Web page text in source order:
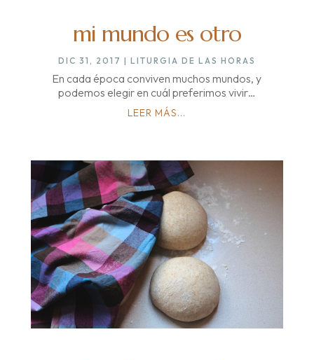
mi mundo es otro
DIC 31, 2017 | LITURGIA DE LAS HORAS
En cada época conviven muchos mundos, y
podemos elegir en cuál preferimos vivir…
LEER MÁS...